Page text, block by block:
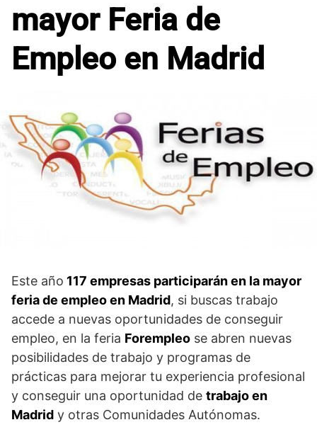
mayor Feria de
Empleo en Madrid
Este año 117 empresas participarán en la mayor
feria de empleo en Madrid, si buscas trabajo
accede a nuevas oportunidades de conseguir
empleo, en la feria Forempleo se abren nuevas
posibilidades de trabajo y programas de
prácticas para mejorar tu experiencia profesional
y conseguir una oportunidad de trabajo en
Madrid y otras Comunidades Autónomas.